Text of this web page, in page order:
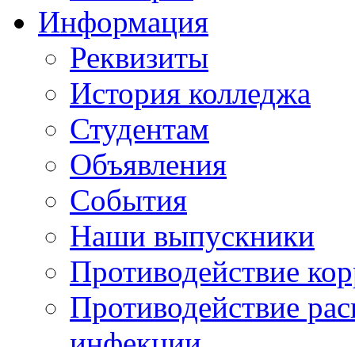
Информация
Реквизиты
История колледжа
Студентам
Объявления
События
Наши выпускники
Противодействие
Противодействие